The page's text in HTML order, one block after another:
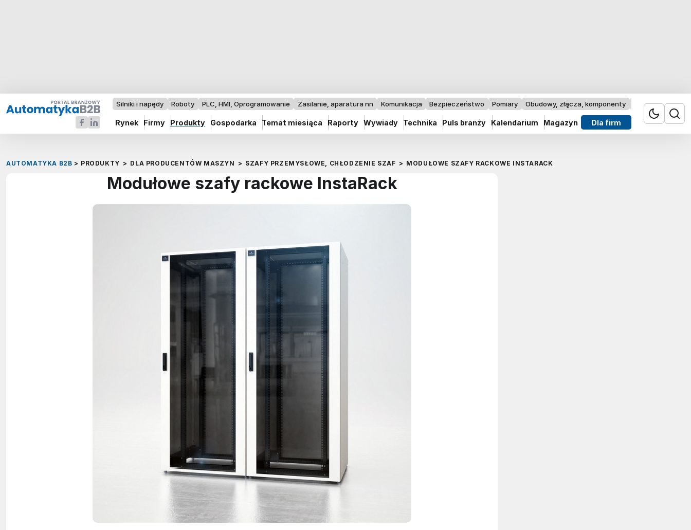
Silniki i napędy Roboty PLC, HMI, Oprogramowanie Zasilanie, aparatura nn Komunikacja Bezpieczeństwo Pomiary Obudowy, złącza, komponenty Przemysł 4.0
Rynek Firmy Produkty Gospodarka Temat miesiąca Raporty Wywiady Technika Puls branży Kalendarium Magazyn Dla firm
AUTOMATYKA B2B > PRODUKTY > DLA PRODUCENTÓW MASZYN > SZAFY PRZEMYSŁOWE, CHŁODZENIE SZAF > MODUŁOWE SZAFY RACKOWE INSTARACK
Modułowe szafy rackowe InstaRack